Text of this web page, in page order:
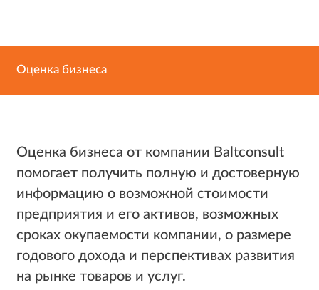
Оценка бизнеса
Оценка бизнеса от компании Baltconsult
помогает получить полную и достоверную
информацию о возможной стоимости
предприятия и его активов, возможных
сроках окупаемости компании, о размере
годового дохода и перспективах развития
на рынке товаров и услуг.